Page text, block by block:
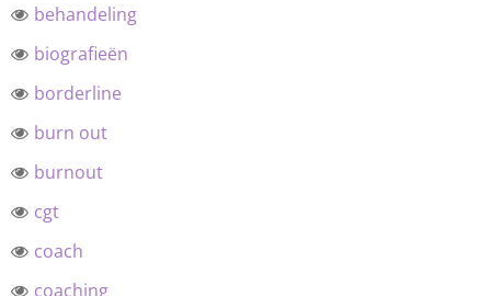
behandeling
biografieën
borderline
burn out
burnout
cgt
coach
coaching